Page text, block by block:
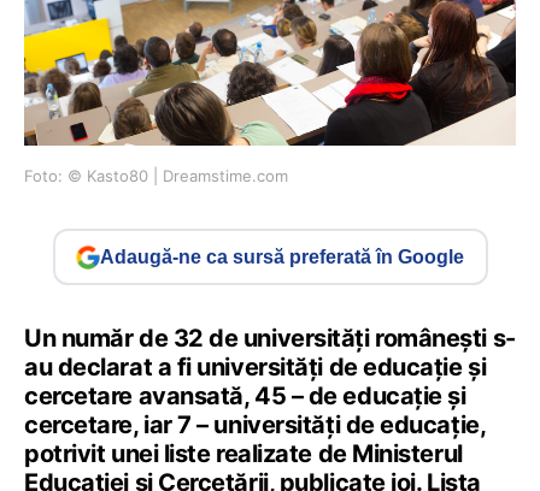
Foto: © Kasto80 | Dreamstime.com
Adaugă-ne ca sursă preferată în Google
Un număr de 32 de universități românești s-
au declarat a fi universități de educație și
cercetare avansată, 45 – de educație și
cercetare, iar 7 – universități de educație,
potrivit unei liste realizate de Ministerul
Educației și Cercetării, publicate joi. Lista